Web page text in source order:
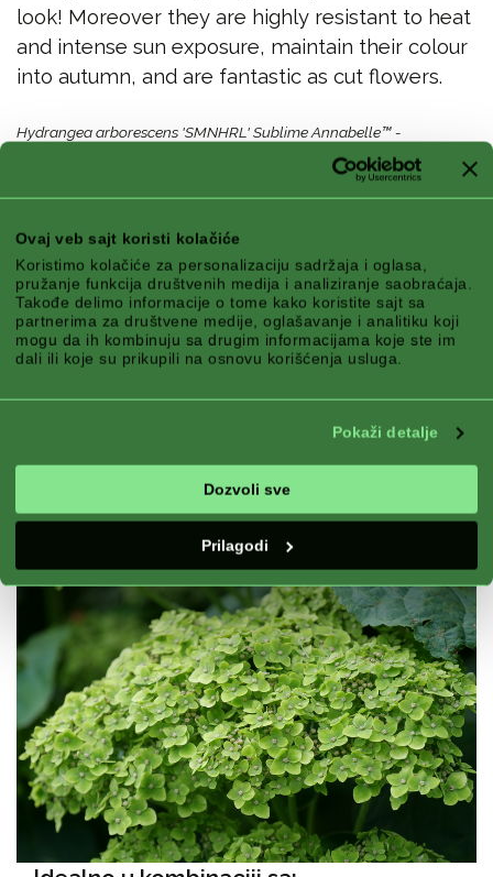
Ovaj veb sajt koristi kolačiće
Koristimo kolačiće za personalizaciju sadržaja i oglasa,
pružanje funkcija društvenih medija i analiziranje saobraćaja.
Takođe delimo informacije o tome kako koristite sajt sa
partnerima za društvene medije, oglašavanje i analitiku koji
mogu da ih kombinuju sa drugim informacijama koje ste im
dali ili koje su prikupili na osnovu korišćenja usluga.
Pokaži detalje
Dozvoli sve
Prilagodi
look! Moreover they are highly resistant to heat
and intense sun exposure, maintain their colour
into autumn, and are fantastic as cut flowers.
Hydrangea arborescens 'SMNHRL' Sublime Annabelle™ -
Klimatska zona:Continental, Mountain, Atlantic